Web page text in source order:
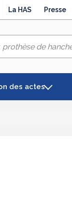
La HAS Presse
des actes